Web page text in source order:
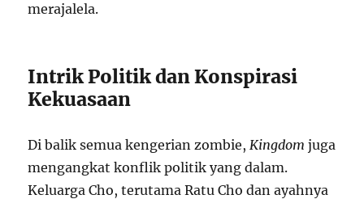
merajalela.
Intrik Politik dan Konspirasi
Kekuasaan
Di balik semua kengerian zombie, Kingdom juga
mengangkat konflik politik yang dalam.
Keluarga Cho, terutama Ratu Cho dan ayahnya